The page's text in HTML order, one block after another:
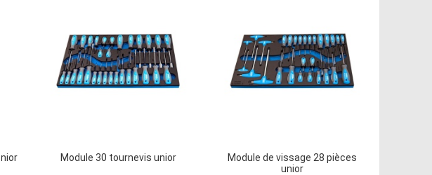
Module 30 tournevis unior
Module de vissage 28 pièces
unior